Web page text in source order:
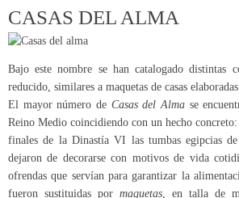
CASAS DEL ALMA
Bajo este nombre se han catalogado distintas
reducido, similares a maquetas de casas
El mayor número de Casas del Alma se
Reino Medio coincidiendo con un hecho
finales de la Dinastía VI las tumbas egipcias de
dejaron de decorarse con motivos de vida
ofrendas que servían para garantizar la
fueron sustituidas por maquetas, en talla de